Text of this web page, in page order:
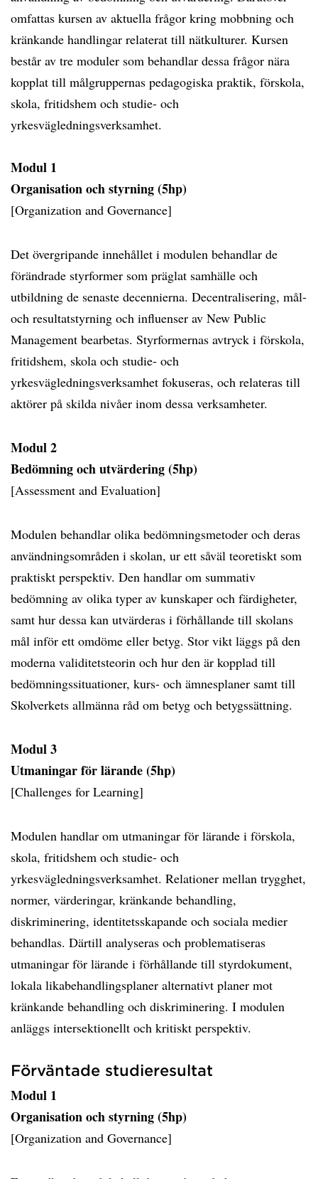
omfattas kursen av aktuella frågor kring mobbning och
kränkande handlingar relaterat till nätkulturer. Kursen
består av tre moduler som behandlar dessa frågor nära
kopplat till målgruppernas pedagogiska praktik, förskola,
skola, fritidshem och studie- och
yrkesvägledningsverksamhet.
Modul 1
Organisation och styrning (5hp)
[Organization and Governance]
Det övergripande innehållet i modulen behandlar de
förändrade styrformer som präglat samhälle och
utbildning de senaste decennierna. Decentralisering, mål-
och resultatstyrning och influenser av New Public
Management bearbetas. Styrformernas avtryck i förskola,
fritidshem, skola och studie- och
yrkesvägledningsverksamhet fokuseras, och relateras till
aktörer på skilda nivåer inom dessa verksamheter.
Modul 2
Bedömning och utvärdering (5hp)
[Assessment and Evaluation]
Modulen behandlar olika bedömningsmetoder och deras
användningsområden i skolan, ur ett såväl teoretiskt som
praktiskt perspektiv. Den handlar om summativ
bedömning av olika typer av kunskaper och färdigheter,
samt hur dessa kan utvärderas i förhållande till skolans
mål inför ett omdöme eller betyg. Stor vikt läggs på den
moderna validitetsteorin och hur den är kopplad till
bedömningssituationer, kurs- och ämnesplaner samt till
Skolverkets allmänna råd om betyg och betygssättning.
Modul 3
Utmaningar för lärande (5hp)
[Challenges for Learning]
Modulen handlar om utmaningar för lärande i förskola,
skola, fritidshem och studie- och
yrkesvägledningsverksamhet. Relationer mellan trygghet,
normer, värderingar, kränkande behandling,
diskriminering, identitetsskapande och sociala medier
behandlas. Därtill analyseras och problematiseras
utmaningar för lärande i förhållande till styrdokument,
lokala likabehandlingsplaner alternativt planer mot
kränkande behandling och diskriminering. I modulen
anläggs intersektionellt och kritiskt perspektiv.
Förväntade studieresultat
Modul 1
Organisation och styrning (5hp)
[Organization and Governance]